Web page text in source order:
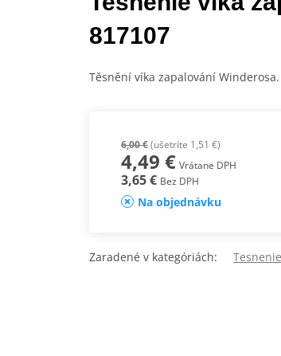
817107
Těsnění víka zapalování Winderosa.
6,00 €(ušetríte 1,51 €)
4,49 € Vrátane DPH
3,65 € Bez DPH
Na objednávku
Zaradené v kategóriách: